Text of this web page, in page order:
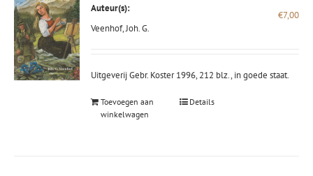
Auteur(s):
Veenhof, Joh. G.
€7,00
Uitgeverij Gebr. Koster 1996, 212 blz., in goede staat.
Toevoegen aan
winkelwagen
Details